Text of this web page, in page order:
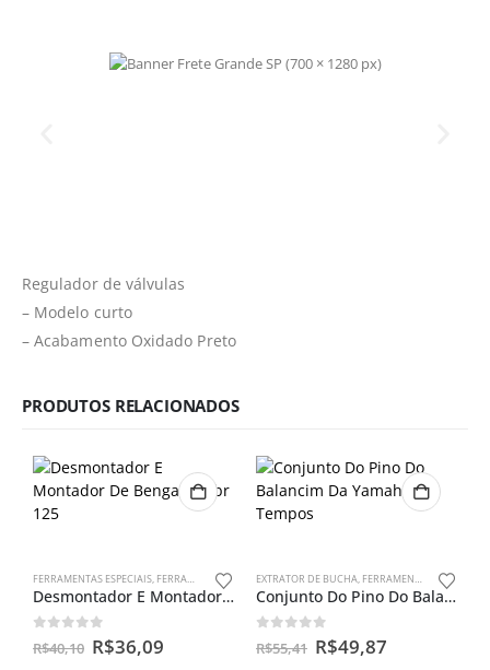
Regulador de válvulas
– Modelo curto
– Acabamento Oxidado Preto
PRODUTOS RELACIONADOS
FERRAMENTAS ESPECIAIS, FERRAMENTAS PARA BENGALAS
Desmontador E Montador De Bengalas Ybr 125
out of 5
R$40,10 R$36,09
EXTRATOR DE BUCHA, FERRAMENTAS ESPECIAIS
Conjunto Do Pino Do Balancim Da Yamaha 4 Tempos
out of 5
R$55,41 R$49,87